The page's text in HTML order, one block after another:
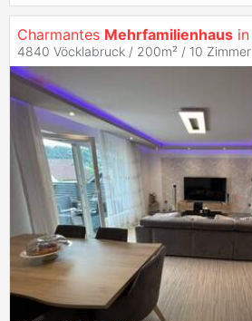
Charmantes Mehrfamilienhaus in
4840 Vöcklabruck / 200m² / 10 Zimmer